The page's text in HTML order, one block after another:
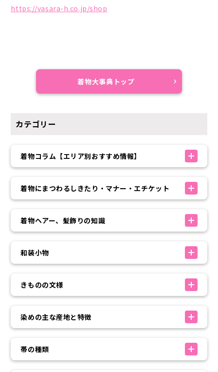
https://vasara-h.co.jp/shop
着物大事典トップ
カテゴリー
着物コラム【エリア別おすすめ情報】
着物にまつわるしきたり・マナー・エチケット
着物ヘアー、髪飾りの知識
和装小物
きものの文様
染めの主な産地と特徴
帯の種類